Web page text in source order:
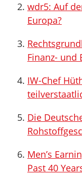
wdr5: Auf
Europa?
Finanz- und
IW-Chef
Die
Men’s
Past 40